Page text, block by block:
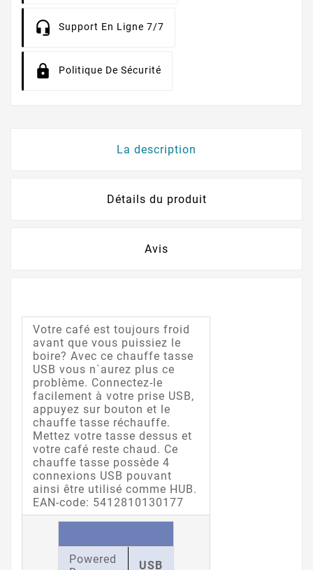
Support En Ligne 7/7
Politique De Sécurité
La description
Détails du produit
Avis
Votre café est toujours froid
avant que vous puissiez le
boire? Avec ce chauffe tasse
USB vous n`aurez plus ce
problème. Connectez-le
facilement à votre prise USB,
appuyez sur bouton et le
chauffe tasse réchauffe.
Mettez votre tasse dessus et
votre café reste chaud. Ce
chauffe tasse possède 4
connexions USB pouvant
ainsi être utilisé comme HUB.
EAN-code: 5412810130177
Powered
USB